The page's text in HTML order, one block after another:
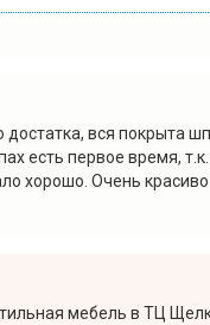
достатка, вся покрыта
есть первое время,
хорошо. Очень красиво
мебель в ТЦ